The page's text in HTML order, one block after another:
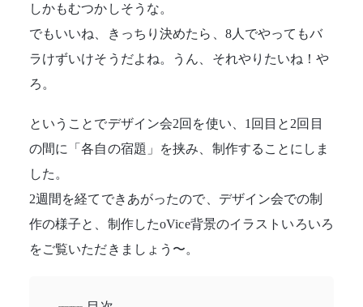
しかもむつかしそうな。
でもいいね、きっちり決めたら、8人でやってもバ
ラけずいけそうだよね。うん、それやりたいね！や
ろ。
ということでデザイン会2回を使い、1回目と2回目
の間に「各自の宿題」を挟み、制作することにしま
した。
2週間を経てできあがったので、デザイン会での制
作の様子と、制作したoVice背景のイラストいろいろ
をご覧いただきましょう〜。